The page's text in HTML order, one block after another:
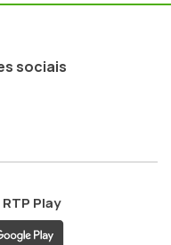
sociais
RTP Play